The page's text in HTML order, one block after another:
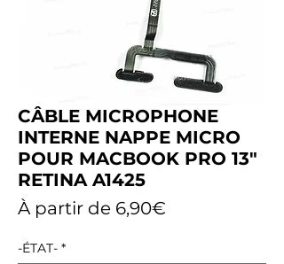
CÂBLE MICROPHONE
INTERNE NAPPE MICRO
POUR MACBOOK PRO 13"
RETINA A1425
À partir de 6,90€
-ÉTAT- *